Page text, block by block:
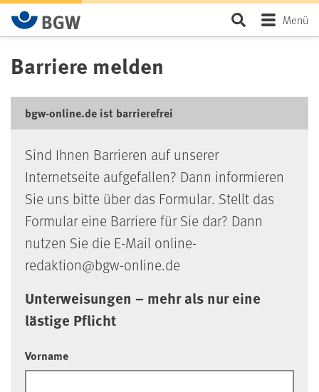
Zum Hauptinhalt springen SeiteMenü
Barriere melden
bgw-online.de ist barrierefrei
Sind Ihnen Barrieren auf unserer
Internetseite aufgefallen? Dann informieren
Sie uns bitte über das Formular. Stellt das
Formular eine Barriere für Sie dar? Dann
nutzen Sie die E-Mail online-
redaktion@bgw-online.de
Unterweisungen – mehr als nur eine
lästige Pflicht
Vorname